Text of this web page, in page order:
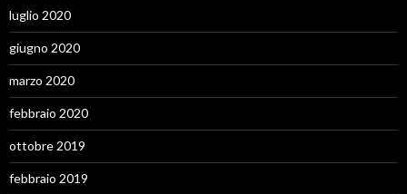
luglio 2020
giugno 2020
marzo 2020
febbraio 2020
ottobre 2019
febbraio 2019